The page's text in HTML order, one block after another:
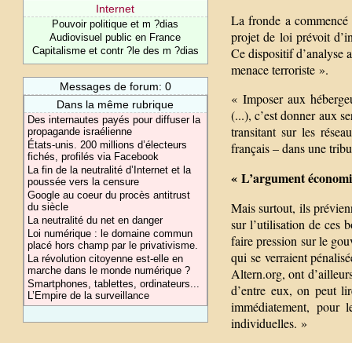
Internet
Pouvoir politique et m ?dias
Audiovisuel public en France
Capitalisme et contr ?le des m ?dias
Messages de forum: 0
Dans la même rubrique
Des internautes payés pour diffuser la
propagande israélienne
États-unis. 200 millions d’électeurs
fichés, profilés via Facebook
La fin de la neutralité d’Internet et la
poussée vers la censure
Google au coeur du procès antitrust
du siècle
La neutralité du net en danger
Loi numérique : le domaine commun
placé hors champ par le privativisme.
La révolution citoyenne est-elle en
marche dans le monde numérique ?
Smartphones, tablettes, ordinateurs...
L’Empire de la surveillance
La fronde a
projet de loi prévoit
Ce dispositif d’analyse
menace terroriste ».
« Imposer aux
(...), c’est donner aux
transitant sur les
français – dans une
« L’argument
Mais surtout, ils
sur l’utilisation de ces
faire pression sur le
qui se verraient
Altern.org, ont
d’entre eux, on peut
immédiatement, pour
individuelles. »